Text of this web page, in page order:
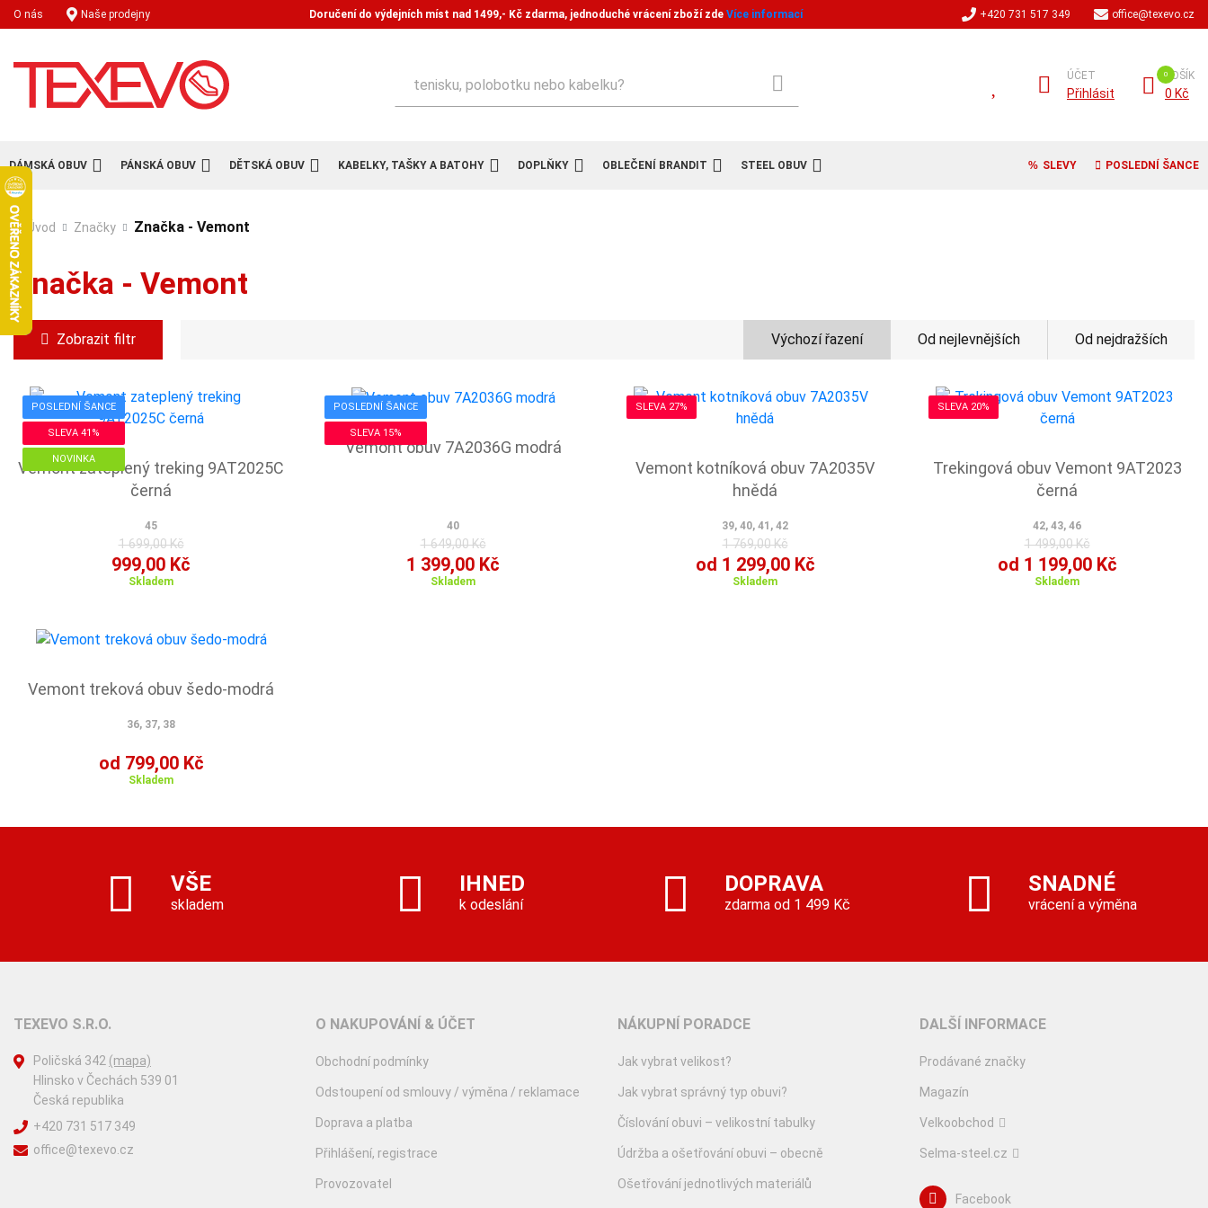
O nás Naše prodejny Doručení do výdejních míst nad 1499,- Kč zdarma, jednoduché vrácení zboží zde Více informací +420 731 517 349 office@texevo.cz
ÚČET
Přihlásit
KOŠÍK
0 Kč
DÁMSKÁ OBUV PÁNSKÁ OBUV DĚTSKÁ OBUV KABELKY, TAŠKY A BATOHY DOPLŇKY OBLEČENÍ BRANDIT STEEL OBUV SLEVY POSLEDNÍ ŠANCE
Úvod Značky Značka - Vemont
Značka - Vemont
Zobrazit filtr Výchozí řazení Od nejlevnějších Od nejdražších
POSLEDNÍ ŠANCE
SLEVA 41%
NOVINKA
Vemont zateplený treking 9AT2025C
černá
45
1 699,00 Kč
999,00 Kč
Skladem
POSLEDNÍ ŠANCE
SLEVA 15%
Vemont obuv 7A2036G modrá
40
1 649,00 Kč
1 399,00 Kč
Skladem
SLEVA 27%
Vemont kotníková obuv 7A2035V
hnědá
39, 40, 41, 42
1 769,00 Kč
od 1 299,00 Kč
Skladem
SLEVA 20%
Trekingová obuv Vemont 9AT2023
černá
42, 43, 46
1 499,00 Kč
od 1 199,00 Kč
Skladem
Vemont treková obuv šedo-modrá
36, 37, 38
od 799,00 Kč
Skladem
VŠE
skladem
IHNED
k odeslání
DOPRAVA
zdarma od 1 499 Kč
SNADNÉ
vrácení a výměna
TEXEVO S.R.O.
Poličská 342 (mapa)
Hlinsko v Čechách 539 01
Česká republika
+420 731 517 349
office@texevo.cz
O NAKUPOVÁNÍ & ÚČET
Obchodní podmínky
Odstoupení od smlouvy / výměna / reklamace
Doprava a platba
Přihlášení, registrace
Provozovatel
NÁKUPNÍ PORADCE
Jak vybrat velikost?
Jak vybrat správný typ obuvi?
Číslování obuvi – velikostní tabulky
Údržba a ošetřování obuvi – obecně
Ošetřování jednotlivých materiálů
DALŠÍ INFORMACE
Prodávané značky
Magazín
Velkoobchod
Selma-steel.cz
Facebook